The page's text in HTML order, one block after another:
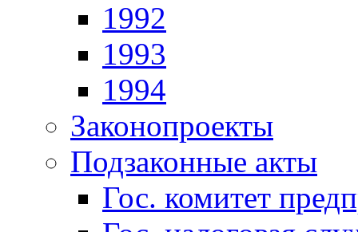
1992
1993
1994
Законопроекты
Подзаконные акты
Гос. комитет